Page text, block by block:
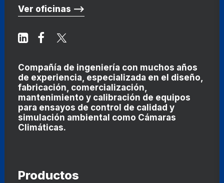
Ver oficinas ⟶
Compañía de ingeniería con muchos años
de experiencia, especializada en el diseño,
fabricación, comercialización,
mantenimiento y calibración de equipos
para ensayos de control de calidad y
simulación ambiental como Cámaras
Climáticas.
Productos